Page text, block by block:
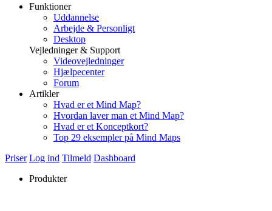
Funktioner
Uddannelse
Arbejde & Personligt
Desktop
Vejledninger & Support
Videovejledninger
Hjælpecenter
Forum
Artikler
Hvad er et Mind Map?
Hvordan laver man et Mind Map?
Hvad er et Konceptkort?
Top 29 eksempler på Mind Maps
Priser Log ind Tilmeld Dashboard
Produkter